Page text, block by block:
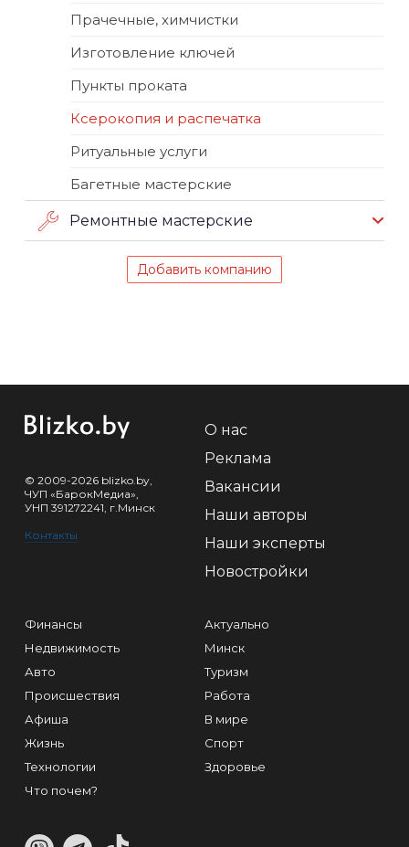
Прачечные, химчистки
Изготовление ключей
Пункты проката
Ксерокопия и распечатка
Ритуальные услуги
Багетные мастерские
Ремонтные мастерские
Добавить компанию
© 2009-2026 blizko.by,
ЧУП «БарокМедиа»,
УНП 391272241, г.Минск
Контакты
О нас
Реклама
Вакансии
Наши авторы
Наши эксперты
Новостройки
Финансы
Недвижимость
Авто
Происшествия
Афиша
Жизнь
Технологии
Что почем?
Актуально
Минск
Туризм
Работа
В мире
Спорт
Здоровье